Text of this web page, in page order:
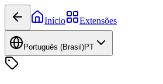
Início Extensões
Português (Brasil)PT